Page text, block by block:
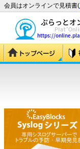
会員はオンラインで見積書(